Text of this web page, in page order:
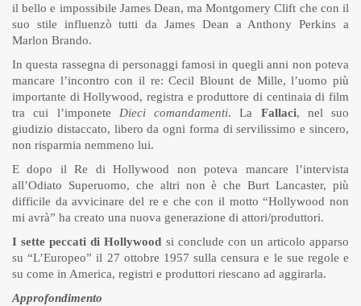
il bello e impossibile James Dean, ma Montgomery Clift che con il
suo stile influenzò tutti da James Dean a Anthony Perkins a
Marlon Brando.
In questa rassegna di personaggi famosi in quegli anni non poteva
mancare l’incontro con il re: Cecil Blount de Mille, l’uomo più
importante di Hollywood, registra e produttore di centinaia di film
tra cui l’imponete Dieci comandamenti. La Fallaci, nel suo
giudizio distaccato, libero da ogni forma di servilissimo e sincero,
non risparmia nemmeno lui.
E dopo il Re di Hollywood non poteva mancare l’intervista
all’Odiato Superuomo, che altri non è che Burt Lancaster, più
difficile da avvicinare del re e che con il motto “Hollywood non
mi avrà” ha creato una nuova generazione di attori/produttori.
I sette peccati di Hollywood si conclude con un articolo apparso
su “L’Europeo” il 27 ottobre 1957 sulla censura e le sue regole e
su come in America, registri e produttori riescano ad aggirarla.
Approfondimento